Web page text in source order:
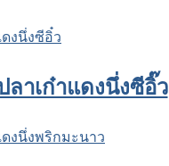
ลาเก๋าแดงนึ่งซีอิ๊ว